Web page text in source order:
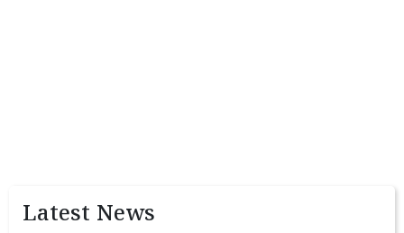
Latest News